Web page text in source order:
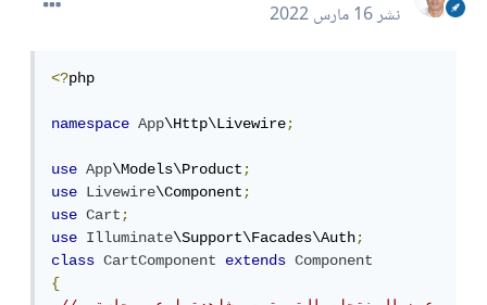
نشر16 مارس 2022
<?php
namespace App\Http\Livewire;
use App\Models\Product;
use
Livewire\Component;
use
Cart;
use
Illuminate\Support\Facades\Auth;
class
CartComponent extends
Component
{